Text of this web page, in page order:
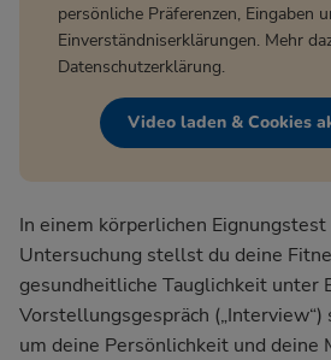
persönliche Präferenzen, Eingaben
Einverständniserklärungen. Mehr
Datenschutzerklärung.
Video laden & Cookies
In einem körperlichen
Untersuchung stellst du deine
gesundheitliche Tauglichkeit unter
Vorstellungsgespräch
um deine Persönlichkeit und deine